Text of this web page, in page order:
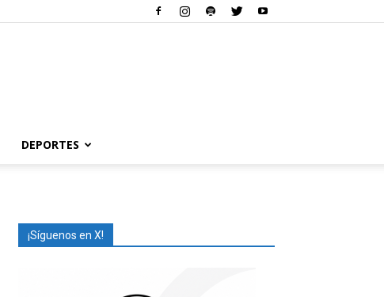
DEPORTES
¡Síguenos en X!